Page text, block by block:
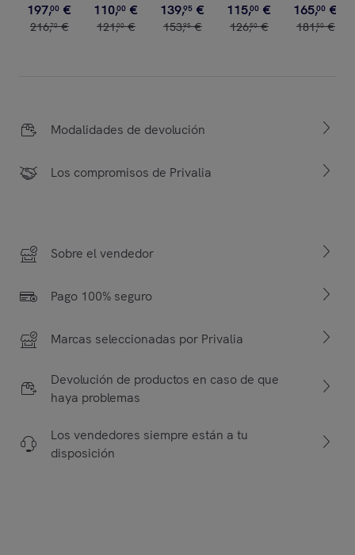
197,00 €
216,70 €
110,00 €
121,00 €
139,95 €
153,95 €
115,00 €
126,50 €
165,00 €
181,50 €
Modalidades de devolución
Los compromisos de Privalia
Sobre el vendedor
Pago 100% seguro
Marcas seleccionadas por Privalia
Devolución de productos en caso de que
haya problemas
Los vendedores siempre están a tu
disposición